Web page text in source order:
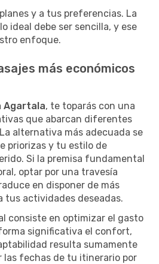
y a tus preferencias. La
ideal debe ser sencilla, y ese
enfoque.
más económicos
Agartala, te toparás con una
que abarcan diferentes
alternativa más adecuada se
priorizas y tu estilo de
Si la premisa fundamental
optar por una travesía
en disponer de más
tus actividades deseadas.
consiste en optimizar el gasto
significativa el confort,
resulta sumamente
las fechas de tu itinerario por